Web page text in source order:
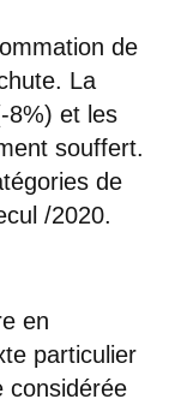
de
La
8%) et les
souffert.
de
/2020.
en
particulier
considérée